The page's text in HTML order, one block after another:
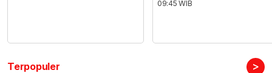
09:45 WIB
Terpopuler >